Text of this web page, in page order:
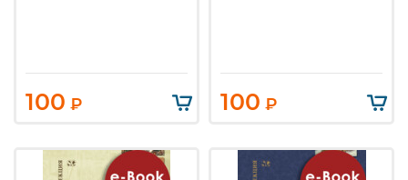
100 ₽ 100 ₽